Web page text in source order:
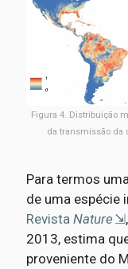
Figura 4. Distribuição
da transmissão da
Para termos
de uma espécie
Revista Nature
2013, estima
proveniente do